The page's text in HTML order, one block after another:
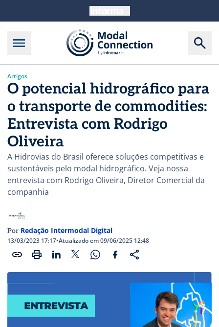
Artigos
O potencial hidrográfico para
o transporte de commodities:
Entrevista com Rodrigo
Oliveira
A Hidrovias do Brasil oferece soluções competitivas e
sustentáveis pelo modal hidrográfico. Veja nossa
entrevista com Rodrigo Oliveira, Diretor Comercial da
companhia
Por Redação Intermodal Digital
13/03/2023 17:17•Atualizado em 09/06/2025 12:48